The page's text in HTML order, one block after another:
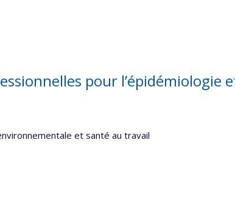
pour l’épidémiologie
et santé au travail